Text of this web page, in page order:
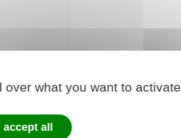
what you want to activate
accept all